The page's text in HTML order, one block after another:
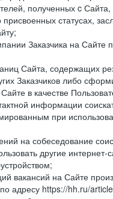
полученных c
статусах,
Заказчика на Сайте
Сайта, содержащих
Заказчиков либо
в качестве
информации
при
на собеседование
другие
вакансий на Сайте
адресу https://hh.ru/